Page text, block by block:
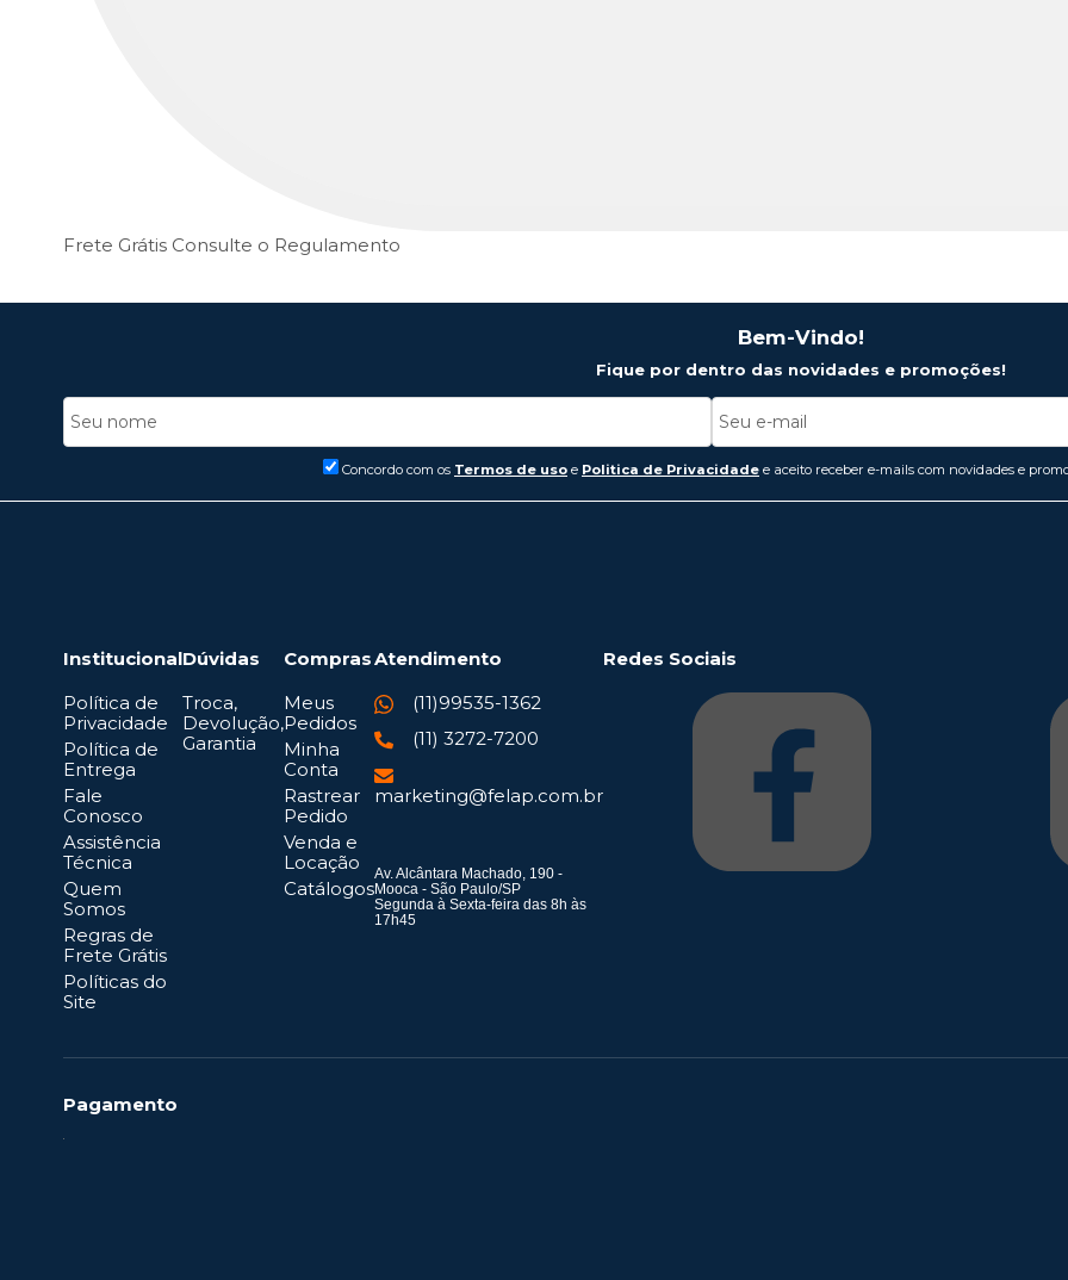
Frete Grátis Consulte o Regulamento
Bem-Vindo!
Fique por dentro das novidades e promoções!
Concordo com os Termos de uso e Politica de Privacidade e aceito receber e-mails com novidades e
Institucional
Política de
Privacidade
Política de
Entrega
Fale
Conosco
Assistência
Técnica
Quem
Somos
Regras de
Frete Grátis
Políticas do
Site
Dúvidas
Troca,
Devolução,
Garantia
Compras
Meus
Pedidos
Minha
Conta
Rastrear
Pedido
Venda e
Locação
Catálogos
Atendimento
(11)99535-1362
(11) 3272-7200
marketing@felap.com.br
Av. Alcântara Machado, 190 -
Mooca - São Paulo/SP
Segunda à Sexta-feira das 8h às
17h45
Redes Sociais
Pagamento